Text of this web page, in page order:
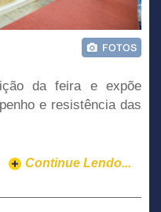
da feira e expõe
e resistência das
Continue Lendo...